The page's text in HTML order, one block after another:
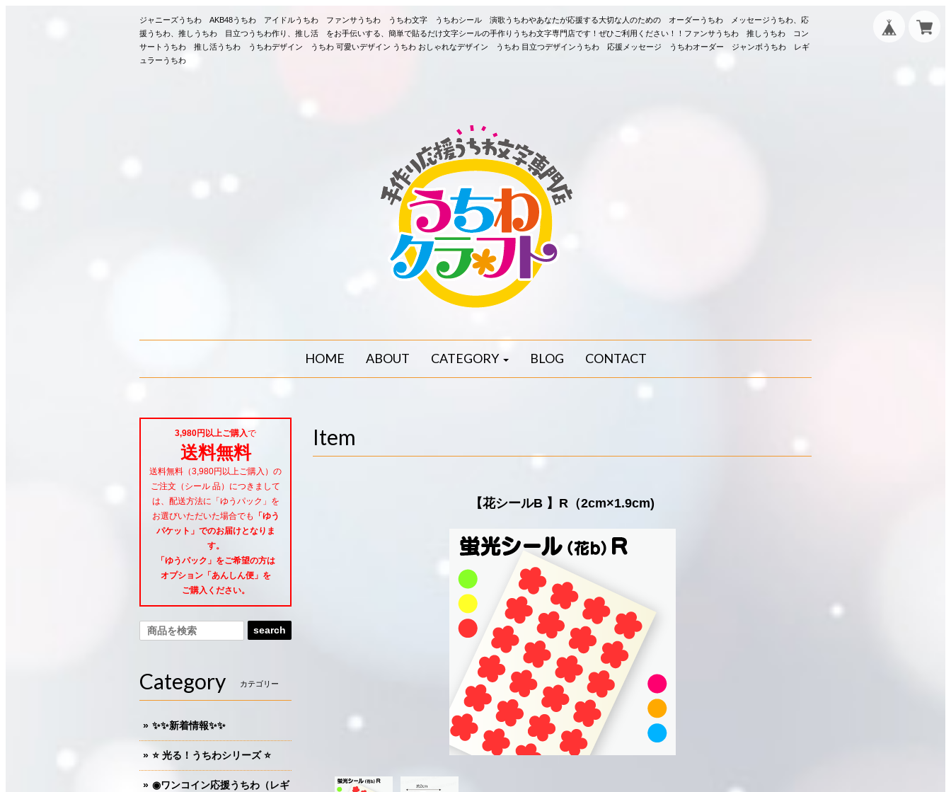
ジャニーズうちわ AKB48うちわ アイドルうちわ ファンサうちわ うちわ文字 うちわシール 演歌うちわやあなたが応援する大切な人のための オーダーうちわ メッセージうちわ、応
援うちわ、推しうちわ 目立つうちわ作り、推し活 をお手伝いする、簡単で貼るだけ文字シールの手作りうちわ文字専門店です！ぜひご利用ください！！ファンサうちわ 推しうちわ コン
サートうちわ 推し活うちわ うちわデザイン うちわ 可愛いデザイン うちわ おしゃれなデザイン うちわ 目立つデザインうちわ 応援メッセージ うちわオーダー ジャンボうちわ レギ
ュラーうちわ
HOME ABOUT CATEGORY BLOG CONTACT
Item
【花シールB 】R（2cm×1.9cm)
3,980円以上ご購入で
送料無料
送料無料（3,980円以上ご購入）の
ご注文（シール 品）につきまして
は、配送方法に「ゆうパック」を
お選びいただいた場合でも
「ゆう
パケット」でのお届けとなりま
す。
「ゆうパック」をご希望の方は
オプション「あんしん便」 を
ご購入ください。
search
Category カテゴリー
✨✨新着情報✨✨
⭐️ 光る！うちわシリーズ ⭐️
◉ワンコイン応援うちわ（レギ